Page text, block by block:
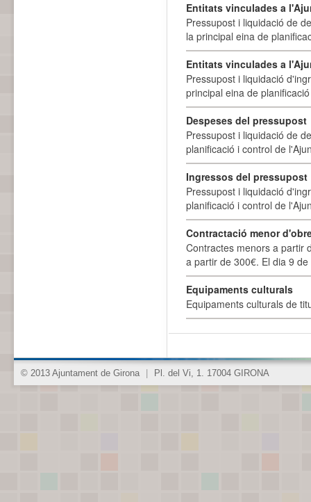
Entitats vinculades a
Pressupost i liquidació de
la principal eina de
Entitats vinculades a
Pressupost i liquidació
principal eina de
Despeses del pressupost
Pressupost i liquidació de
planificació i control de
Ingressos del pressupost
Pressupost i liquidació
planificació i control de
Contractació menor
Contractes menors a partir
a partir de 300€. El dia 9
Equipaments culturals
Equipaments culturals de
© 2013 Ajuntament de Girona Pl. del Vi, 1. 17004 GIRONA